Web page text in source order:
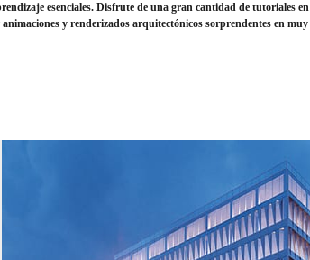
esenciales. Disfrute de una gran cantidad de tutoriales en
y renderizados arquitectónicos sorprendentes en muy